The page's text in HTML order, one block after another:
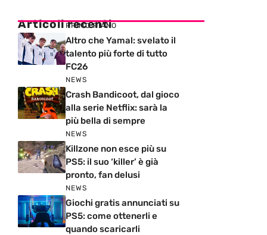
Articoli recenti
PRIMO PIANO
Altro che Yamal: svelato il
talento più forte di tutto
FC26
NEWS
Crash Bandicoot, dal gioco
alla serie Netflix: sarà la
più bella di sempre
NEWS
Killzone non esce più su
PS5: il suo ‘killer’ è già
pronto, fan delusi
NEWS
Giochi gratis annunciati su
PS5: come ottenerli e
quando scaricarli